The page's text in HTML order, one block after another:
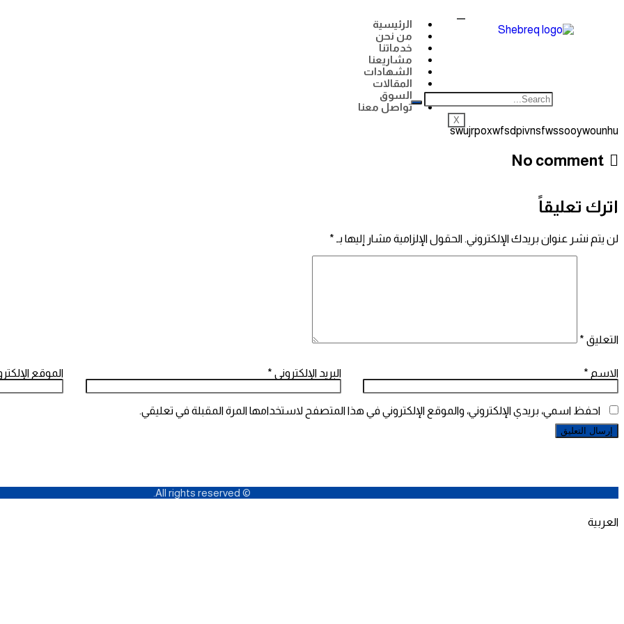
الرئيسية
من نحن
خدماتنا
مشاريعنا
الشهادات
المقالات
السوق
تواصل معنا
X
swujrpoxwfsdpivnsfwssooywounhu
No comment
اترك تعليقاً
لن يتم نشر عنوان بريدك الإلكتروني. الحقول الإلزامية مشار إليها بـ *
التعليق *
الاسم * البريد الإلكتروني * الموقع
احفظ اسمي، بريدي الإلكتروني، والموقع الإلكتروني في هذا المتصفح لاستخدامها المرة المقبلة في تعليقي.
© All rights reserved.
العربية